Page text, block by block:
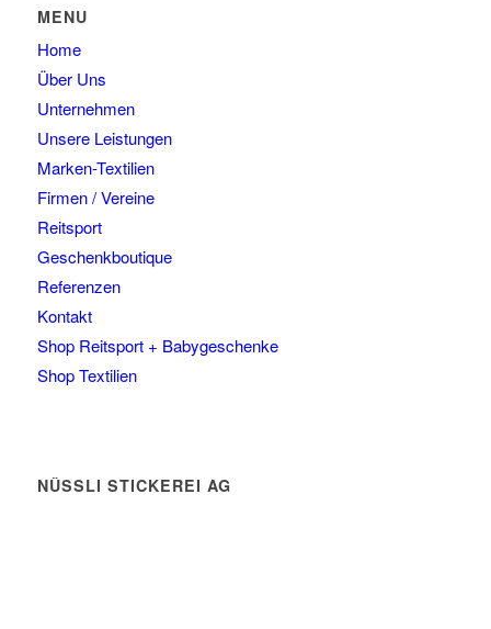
MENU
Home
Über Uns
Unternehmen
Unsere Leistungen
Marken-Textilien
Firmen / Vereine
Reitsport
Geschenkboutique
Referenzen
Kontakt
Shop Reitsport + Babygeschenke
Shop Textilien
NÜSSLI STICKEREI AG